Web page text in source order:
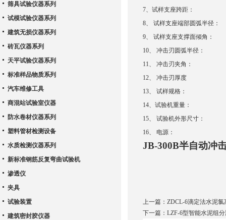
7、试样支座跨距：
8、 试样支座端部圆弧
9、 试样支座支撑面
10、 冲击刃圆弧半径
11、 冲击刃夹角：
12、 冲击刃厚度
13、 试样规格： （
14、试验机重量：
15、 试验机外形尺寸：
16、 电源： 三相四线
JB-300B半自动冲
上一篇： ZDCL-6滴定法水泥
下一篇： LZF-6型智能水泥组
筛具试验仪器系列
试模试验仪器系列
建筑无损仪器系列
砖瓦仪器系列
天平试验仪器系列
标准样品物质系列
汽车维修工具
商混站试验室仪器
防水卷材仪器系列
塑料管材检测设备
水质检测仪器系列
新标准钢筋反复弯曲试验机
渗透仪
夹具
试验装置
建筑密封胶仪器